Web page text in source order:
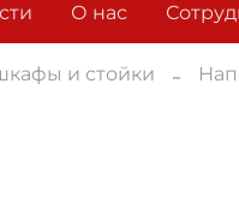
О нас
и стойки